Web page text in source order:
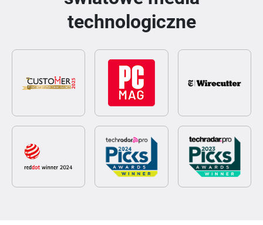
technologiczne